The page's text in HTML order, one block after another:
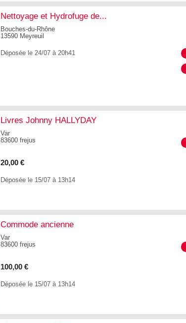
Nettoyage et Hydrofuge de...
Bouches-du-Rhône
13590 Meyreuil
Déposée le 24/07 à 20h41
Livres Johnny HALLYDAY
Var
83600 frejus
20,00 €
Déposée le 15/07 à 13h14
Commode ancienne
Var
83600 frejus
100,00 €
Déposée le 15/07 à 13h14